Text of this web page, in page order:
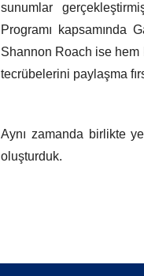
sunumlar
Programı kapsamında
Shannon Roach ise hem
tecrübelerini paylaşma
Aynı zamanda birlikte
oluşturduk.